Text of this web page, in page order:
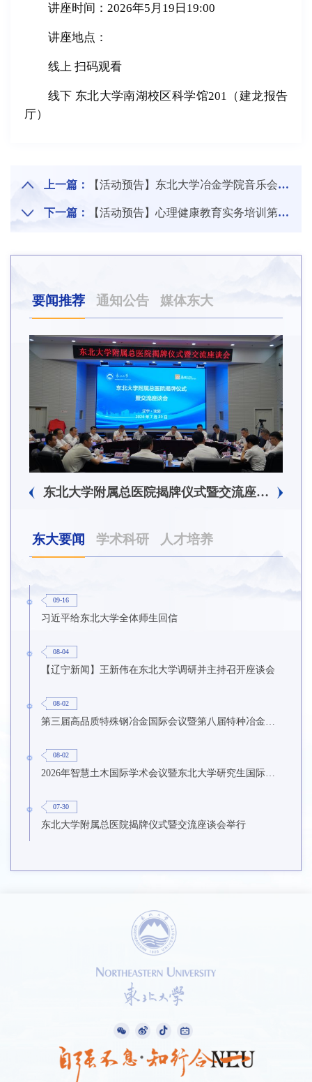
讲座时间：2026年5月19日19:00
讲座地点：
线上 扫码观看
线下 东北大学南湖校区科学馆201（建龙报告
厅）
上一篇： 【活动预告】东北大学冶金学院音乐会专场
下一篇： 【活动预告】心理健康教育实务培训第十讲——与家庭合作：系统视角下高校特殊关注学生心理帮扶的协同路径
要闻推荐 通知公告 媒体东大
东北大学附属总医院揭牌仪式暨交流座谈会举行
东大要闻 学术科研 人才培养
09-16
习近平给东北大学全体师生回信
08-04
【辽宁新闻】王新伟在东北大学调研并主持召开座谈会
08-02
08-02
2026年智慧土木国际学术会议暨东北大学研究生国际暑期学校第九期在东北大学召开
07-30
东北大学附属总医院揭牌仪式暨交流座谈会举行